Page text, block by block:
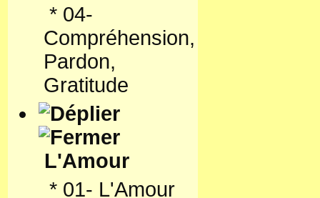
* 04-
Compréhension,
Pardon,
Gratitude
L'Amour
* 01- L'Amour